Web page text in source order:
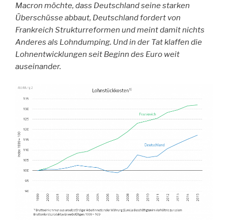
Macron möchte, dass Deutschland seine starken
Überschüsse abbaut, Deutschland fordert von
Frankreich Strukturreformen und meint damit nichts
Anderes als Lohndumping. Und in der Tat klaffen die
Lohnentwicklungen seit Beginn des Euro weit
auseinander.